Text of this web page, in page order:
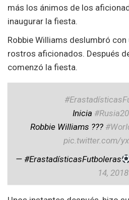
más los ánimos de los
inaugurar la fiesta.
Robbie Williams deslumbró
rostros aficionados. Después
comenzó la fiesta.
Inicia
Robbie Williams ???
pic.twitter.com/
— #ErastadísticasFutboleras
14, 2018